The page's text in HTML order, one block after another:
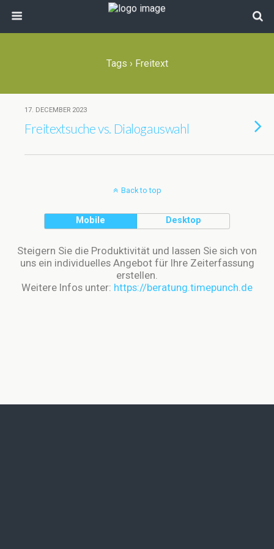
Tags › Freitext
17. DECEMBER 2023
Freitextsuche vs. Dialogauswahl
Back to top
Mobile Desktop
Steigern Sie die Produktivität und lassen Sie sich von
uns ein individuelles Angebot für Ihre Zeiterfassung
erstellen.
Weitere Infos unter: https://beratung.timepunch.de